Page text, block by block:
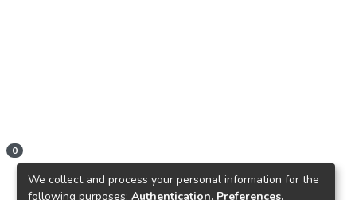
0
We collect and process your personal information for the
following purposes: Authentication, Preferences,